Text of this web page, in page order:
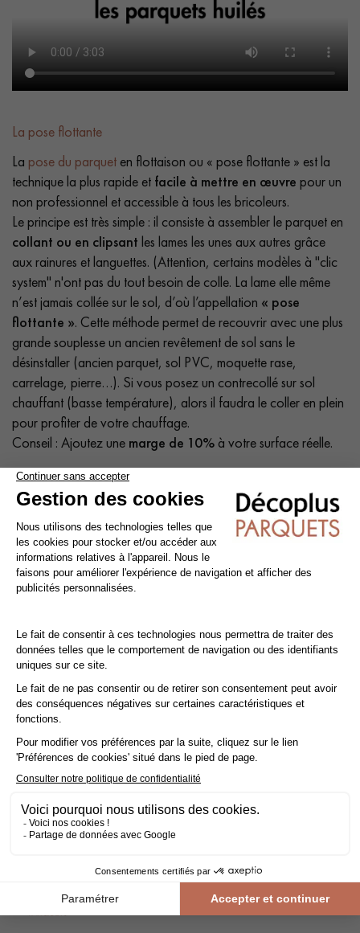
La pose flottante
La pose du parquet en flottaison ou « pose flottante » est la
technique la plus rapide et facile à mettre en œuvre pour un
non professionnel et accessible à tous les bricoleurs.
Le principe est très simple : il consiste à assembler le parquet en
collant ou en clipsant les lames les unes aux autres grâce
aux rainures et languettes. (Attention, certains modèles à "clic
system" n'ont pas du tout besoin de colle. La lame elle même
n’est jamais collée sur le sol, d’où l’appellation « pose
flottante ». Cette méthode permet de recouvrir avec une plus
grande souplesse un ancien revêtement de sol sans le
désinstaller (ancien parquet, sol PVC, moquette rase,
carrelage, pierre…). Si vous posez un contrecollé sur sol
chauffant (basse température), alors il faudra le coller en plein
pour profiter de votre chauffage.
Conseil : Ajoutez une marge de 10% à votre surface réelle.
Tout pour faire soi-même : La pose collée
Lapose du parquet massif est une opérationdélicatequi peut
effectuée par des bricoleurs de bon niveau. Les qualités
intrinsèques du bois imposent un certain nombre de
de mise en œuvre : avant, pendant et après la pose.
Conseil : Ajoutez unemarge de 10%